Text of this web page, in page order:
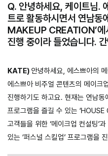
Q. 안녕하세요, 케이트님.
트로 활동하시면서 연남동
MAKEUP CREATION’에
진행 중이라 들었습니다.
KATE) 안녕하세요, 에스쁘아의
에스쁘아 비주얼 콘텐츠의 메이크
진행하기도 하고요. 현재는 연남
프로그램을 즐길 수 있는
고객들을 위한 ‘메이크업 컨설팅’
있는 ‘퍼스널 스킬업’ 프로그램을